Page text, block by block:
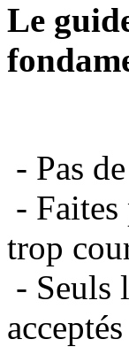
Le
- Pas
-
trop
- Seuls
acceptés